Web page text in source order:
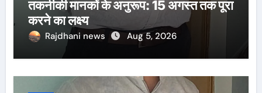
तकनीकी मानकों के अनुरूप: 15 अगस्त तक पूरा
करने का लक्ष्य
Rajdhani news Aug 5, 2026